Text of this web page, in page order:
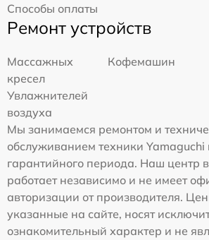
Способы оплаты
Ремонт устройств
Массажных
кресел
Кофемашин
Увлажнителей
воздуха
Мы занимаемся ремонтом и
обслуживанием техники Yamaguchi
гарантийного периода. Наш центр
работает независимо и не имеет
авторизации от производителя.
указанные на сайте, носят
ознакомительный характер и не